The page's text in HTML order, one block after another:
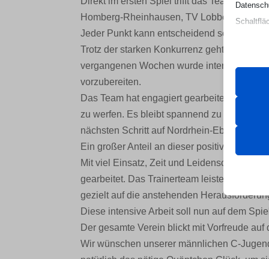
Homberg-Rheinhausen, TV Lobberich und
Jeder Punkt kann entscheidend sein, um
Trotz der starken Konkurrenz geht die
vergangenen Wochen wurde intensiv
vorzubereiten.
Das Team hat engagiert gearbeitet, sich
zu werfen. Es bleibt spannend zu sehen,
nächsten Schritt auf Nordrhein-Ebene gehen
Ein großer Anteil an dieser positiven
Mit viel Einsatz, Zeit und Leidenschaft
gearbeitet. Das Trainerteam leistet
gezielt auf die anstehenden
Diese intensive Arbeit soll nun auf dem
Der gesamte Verein blickt mit Vorfreude
Wir wünschen unserer männlichen C-
und die